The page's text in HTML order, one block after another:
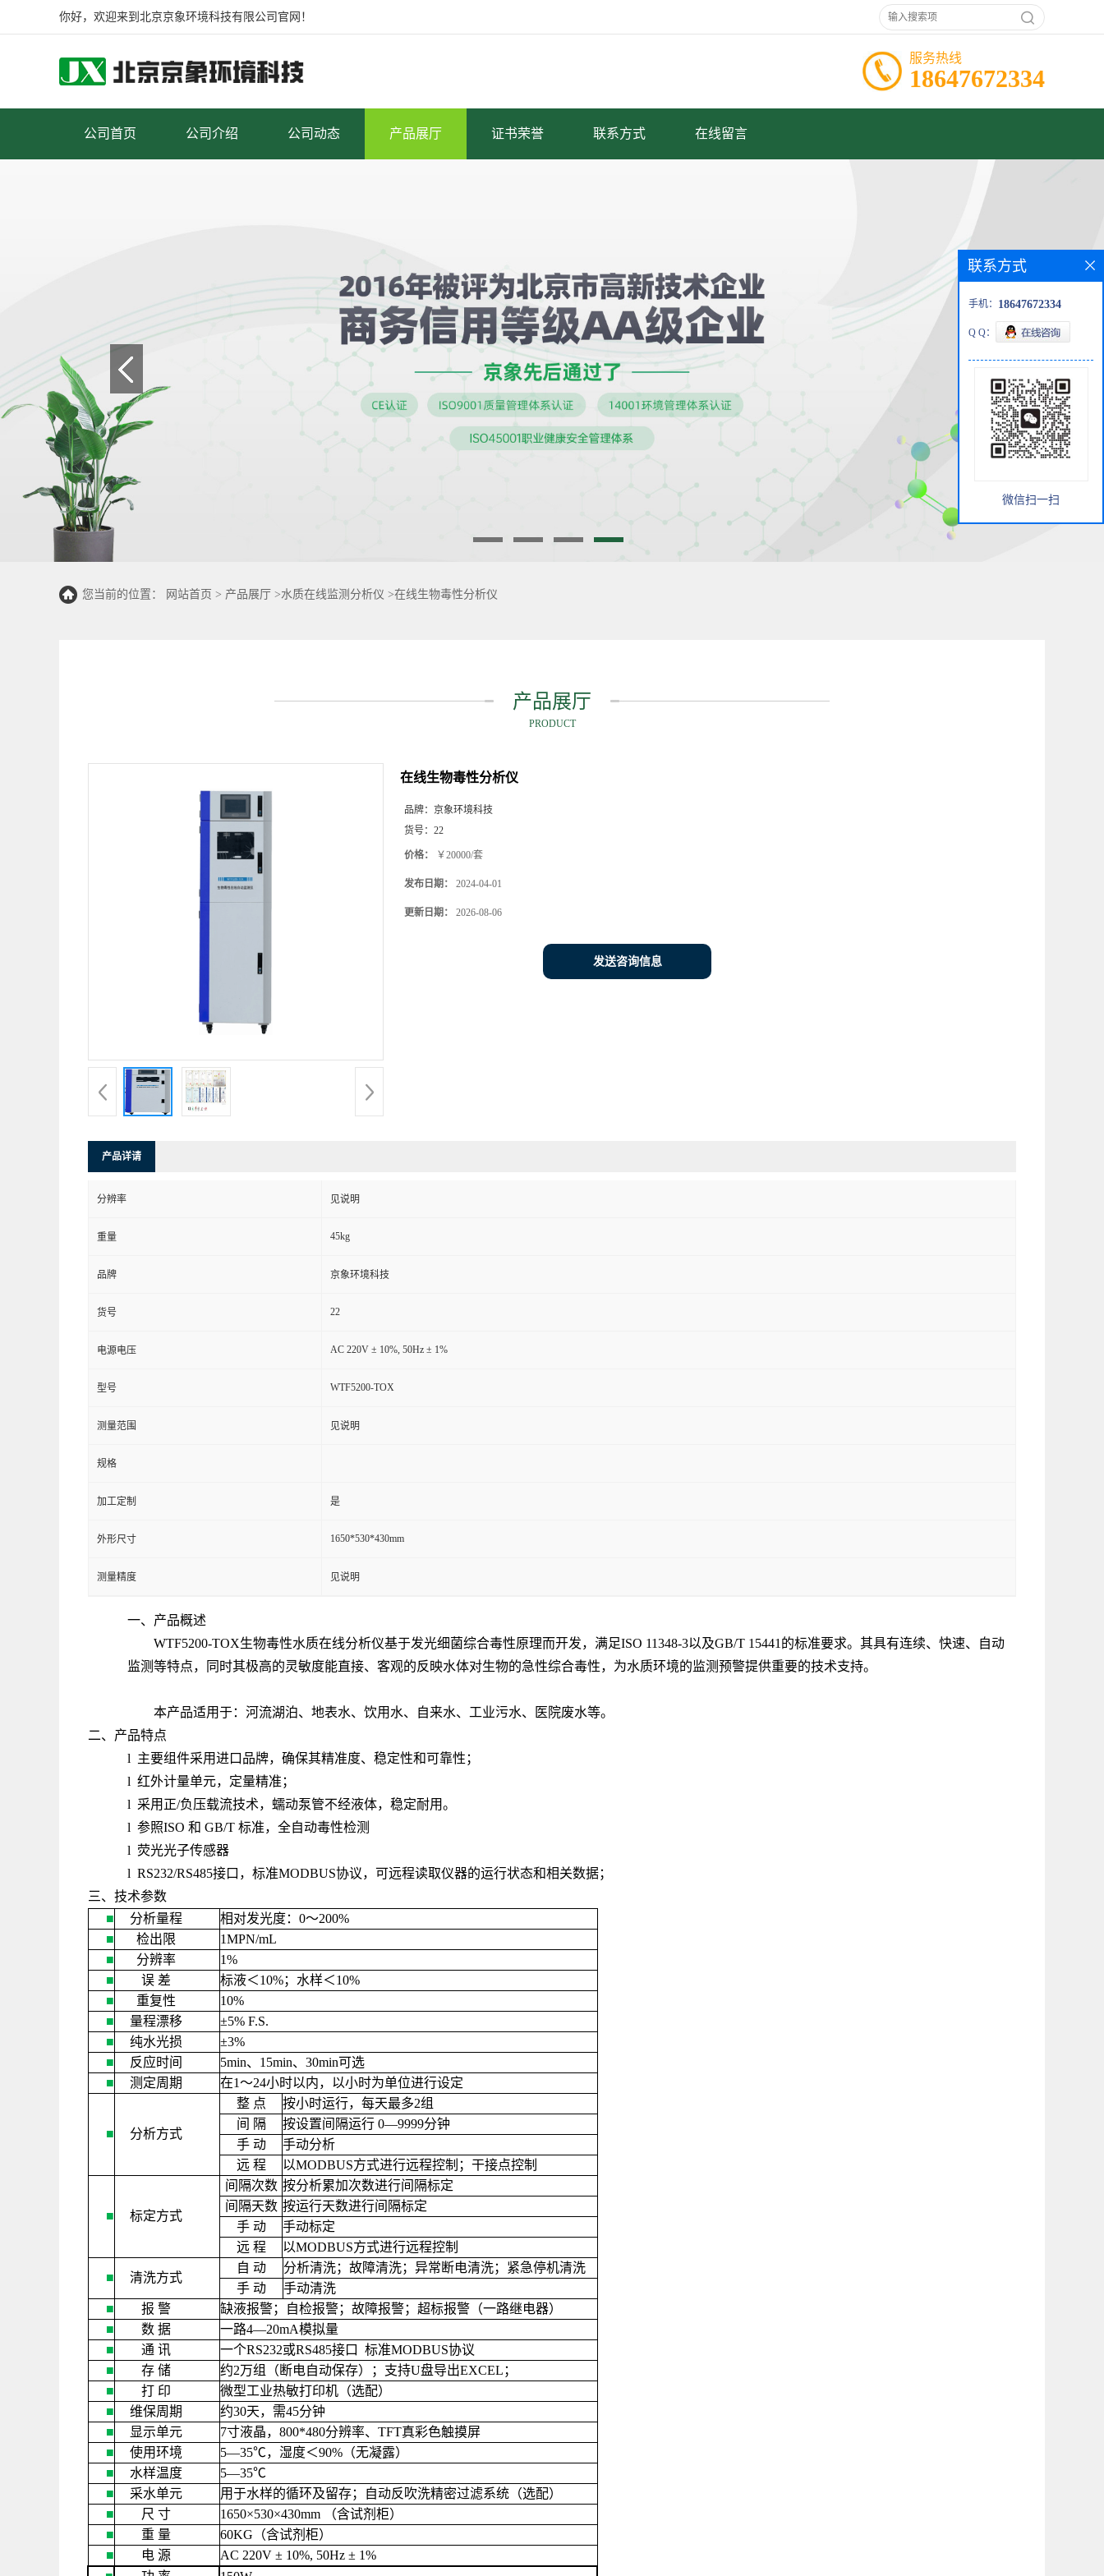
你好，欢迎来到北京京象环境科技有限公司官网！
服务热线
18647672334
公司首页 公司介绍 公司动态 产品展厅 证书荣誉 联系方式 在线留言
您当前的位置： 网站首页 > 产品展厅 >水质在线监测分析仪 >在线生物毒性分析仪
产品展厅
PRODUCT
在线生物毒性分析仪
品牌： 京象环境科技
货号： 22
价格： ￥20000/套
发布日期： 2024-04-01
更新日期： 2026-08-06
发送咨询信息
产品详请
分辨率 见说明
重量 45kg
品牌 京象环境科技
货号 22
电源电压 AC 220V ± 10%, 50Hz ± 1%
型号 WTF5200-TOX
测量范围 见说明
规格
加工定制 是
外形尺寸 1650*530*430mm
测量精度 见说明
一、产品概述
WTF5200-TOX生物毒性水质在线分析仪基于发光细菌综合毒性原理而开发，满足ISO 11348-3以及GB/T 15441的标准要求。其具有连续、快速、自动
监测等特点，同时其极高的灵敏度能直接、客观的反映水体对生物的急性综合毒性，为水质环境的监测预警提供重要的技术支持。
本产品适用于：河流湖泊、地表水、饮用水、自来水、工业污水、医院废水等。
二、产品特点
l 主要组件采用进口品牌，确保其精准度、稳定性和可靠性；
l 红外计量单元，定量精准；
l 采用正/负压载流技术，蠕动泵管不经液体，稳定耐用。
l 参照ISO 和 GB/T 标准，全自动毒性检测
l 荧光光子传感器
l RS232/RS485接口，标准MODBUS协议，可远程读取仪器的运行状态和相关数据；
三、技术参数
■
分析量程 相对发光度： 0～200%
■
检出限
1MPN/mL
■
分辨率
1%
■
误 差 标液＜10%；水样＜10%
■
重复性
10%
■
量程漂移 ±5% F.S.
■
纯水光损 ±3%
■
反应时间 5min、 15min、 30min可选
■
测定周期 在1～24小时以内，以小时为单位进行设定
■ 分析方式
整 点 按小时运行，每天最多2组
间 隔 按设置间隔运行 0—9999分钟
手 动
手动分析
远 程 以MODBUS方式进行远程控制；干接点控制
■ 标定方式
间隔次数 按分析累加次数进行间隔标定
间隔天数 按运行天数进行间隔标定
手 动
手动标定
远 程 以MODBUS方式进行远程控制
■ 清洗方式
自 动
分析清洗；故障清洗；异常断电清洗；紧急停机清洗
手 动
手动清洗
■
报 警
缺液报警；自检报警；故障报警；超标报警（一路继电器）
■
数 据 一路4—20mA模拟量
■
通 讯 一个RS232或RS485接口 标准MODBUS协议
■
存 储 约2万组（断电自动保存）；支持U盘导出EXCEL ；
■
打 印
微型工业热敏打印机（选配）
■
维保周期 约30天，需45分钟
■
显示单元 7寸液晶， 800*480分辨率、 TFT真彩色触摸屏
■
使用环境 5—35℃，湿度＜90% （无凝露）
■
水样温度 5—35℃
■
采水单元
用于水样的循环及留存；自动反吹洗精密过滤系统（选配）
■
尺 寸 1650×530×430mm
（含试剂柜）
■
重 量 60KG （含试剂柜）
■
电 源
AC 220V ± 10%, 50Hz ± 1%
联系方式
手机： 18647672334
Q Q：
微信扫一扫